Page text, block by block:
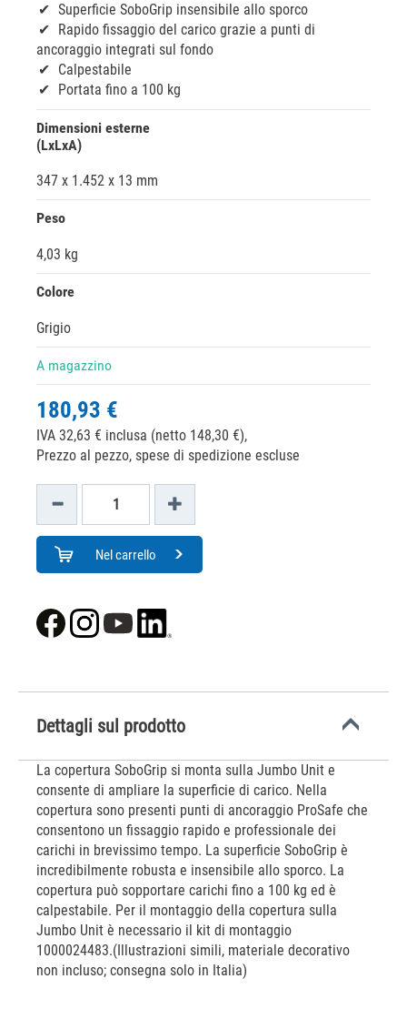
Superficie SoboGrip insensibile allo sporco
Rapido fissaggio del carico grazie a punti di
ancoraggio integrati sul fondo
Calpestabile
Portata fino a 100 kg
Dimensioni esterne
(LxLxA)
347 x 1.452 x 13 mm
Peso
4,03 kg
Colore
Grigio
A magazzino
180,93 €
IVA 32,63 € inclusa (netto 148,30 €),
Prezzo al pezzo, spese di spedizione escluse
Nel carrello
Dettagli sul prodotto
La copertura SoboGrip si monta sulla Jumbo Unit e
consente di ampliare la superficie di carico. Nella
copertura sono presenti punti di ancoraggio ProSafe che
consentono un fissaggio rapido e professionale dei
carichi in brevissimo tempo. La superficie SoboGrip è
incredibilmente robusta e insensibile allo sporco. La
copertura può sopportare carichi fino a 100 kg ed è
calpestabile. Per il montaggio della copertura sulla
Jumbo Unit è necessario il kit di montaggio
1000024483.(Illustrazioni simili, materiale decorativo
non incluso; consegna solo in Italia)